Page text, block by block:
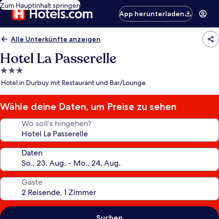
Zum Hauptinhalt springen
App herunterladen
Alle Unterkünfte anzeigen
Hotel La Passerelle
3.0-
Sterne-
Hotel in Durbuy mit Restaurant und Bar/Lounge
Wähle deine Daten, um Preise zu sehen
Wo soll’s hingehen?
Daten
Gäste